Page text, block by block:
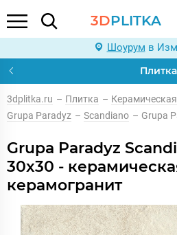
3DPLITKA
Шоурум в
Плитка
3dplitka.ru – Плитка –
Grupa Paradyz – Scandiano – Grupa
Grupa Paradyz
30x30 -
керамогранит